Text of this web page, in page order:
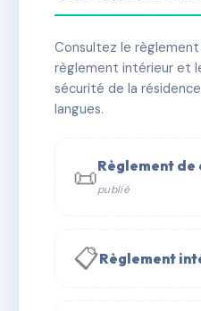
⚠
🏠 10 lots
🏗 1
📞 Contacter Syndic
✉ Email
Consultez le
règlement intérieur et
sécurité de la
langues.
📜Règlement
publié
📋Règlement